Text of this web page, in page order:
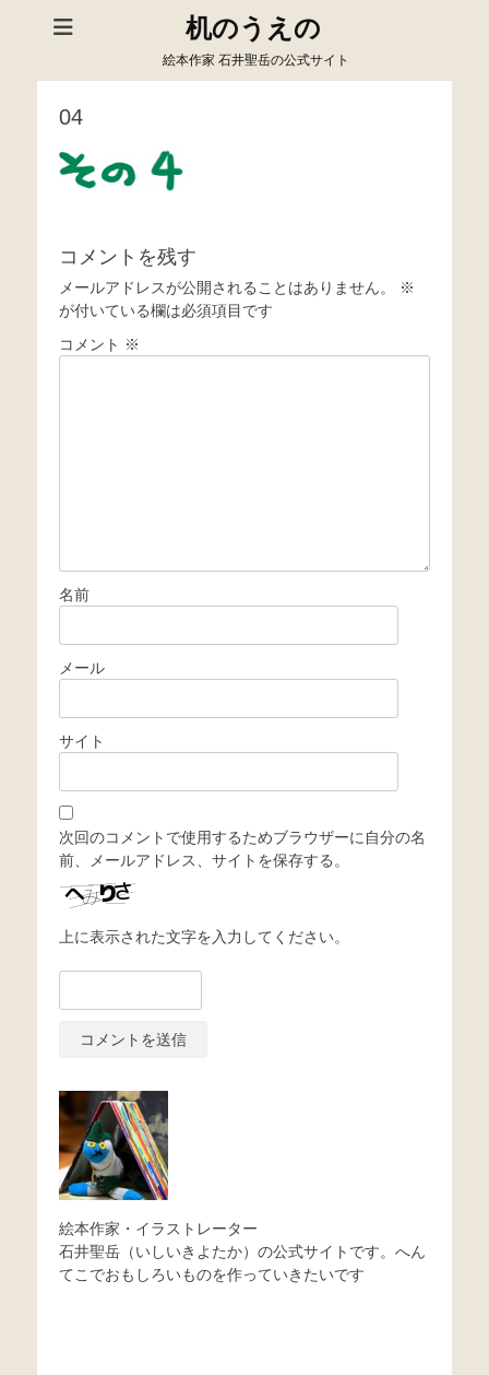
机のうえの
絵本作家 石井聖岳の公式サイト
04
コメントを残す
メールアドレスが公開されることはありません。
※
が付いている欄は必須項目です
コメント ※
名前
メール
サイト
次回のコメントで使用するためブラウザーに自分の名
前、メールアドレス、サイトを保存する。
上に表示された文字を入力してください。
絵本作家・イラストレーター
石井聖岳（いしいきよたか）の公式サイトです。へん
てこでおもしろいものを作っていきたいです